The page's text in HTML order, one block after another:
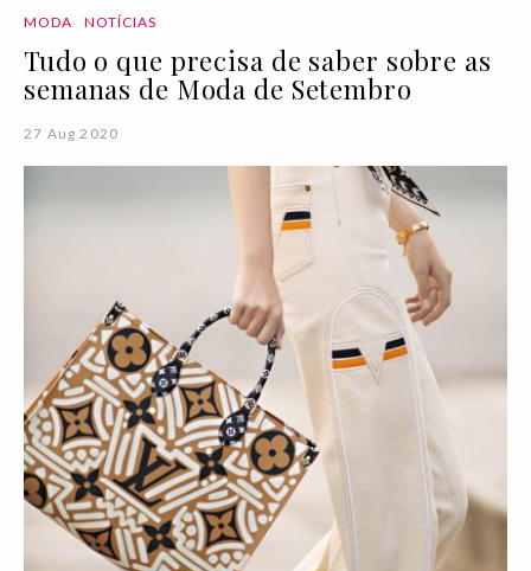
MODA NOTÍCIAS
Tudo o que precisa de saber sobre as
semanas de Moda de Setembro
27 Aug 2020